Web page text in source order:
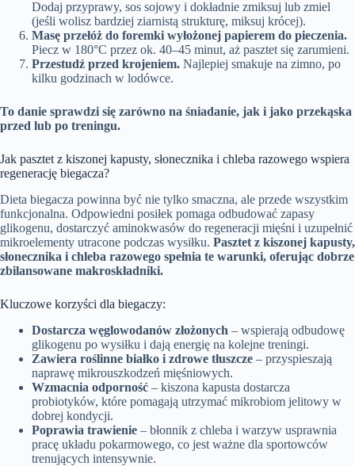
Dodaj przyprawy, sos sojowy i dokładnie zmiksuj lub zmiel
(jeśli wolisz bardziej ziarnistą strukturę, miksuj krócej).
Masę przełóż do foremki wyłożonej papierem do pieczenia.
Piecz w 180°C przez ok. 40–45 minut, aż pasztet się zarumieni.
Przestudź przed krojeniem. Najlepiej smakuje na zimno, po
kilku godzinach w lodówce.
To danie sprawdzi się zarówno na śniadanie, jak i jako przekąska
przed lub po treningu.
Jak pasztet z kiszonej kapusty, słonecznika i chleba razowego wspiera
regenerację biegacza?
Dieta biegacza powinna być nie tylko smaczna, ale przede wszystkim
funkcjonalna. Odpowiedni posiłek pomaga odbudować zapasy
glikogenu, dostarczyć aminokwasów do regeneracji mięśni i uzupełnić
mikroelementy utracone podczas wysiłku. Pasztet z kiszonej kapusty,
słonecznika i chleba razowego spełnia te warunki, oferując dobrze
zbilansowane makroskładniki.
Kluczowe korzyści dla biegaczy:
Dostarcza węglowodanów złożonych – wspierają odbudowę
glikogenu po wysiłku i dają energię na kolejne treningi.
Zawiera roślinne białko i zdrowe tłuszcze – przyspieszają
naprawę mikrouszkodzeń mięśniowych.
Wzmacnia odporność – kiszona kapusta dostarcza
probiotyków, które pomagają utrzymać mikrobiom jelitowy w
dobrej kondycji.
Poprawia trawienie – błonnik z chleba i warzyw usprawnia
pracę układu pokarmowego, co jest ważne dla sportowców
trenujących intensywnie.